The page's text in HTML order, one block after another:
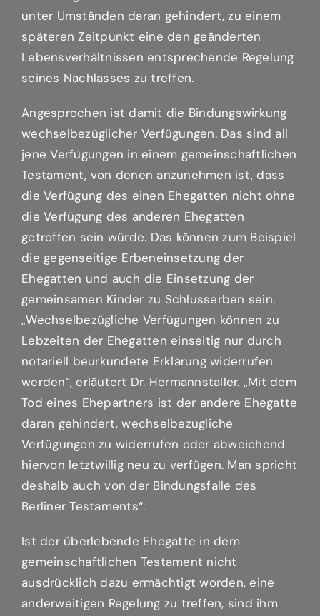
unter Umständen daran gehindert, zu einem
späteren Zeitpunkt eine den geänderten
Lebensverhältnissen entsprechende Regelung
seines Nachlasses zu treffen.
Angesprochen ist damit die Bindungswirkung
wechselbezüglicher Verfügungen. Das sind all
jene Verfügungen in einem gemeinschaftlichen
Testament, von denen anzunehmen ist, dass
die Verfügung des einen Ehegatten nicht ohne
die Verfügung des anderen Ehegatten
getroffen sein würde. Das können zum Beispiel
die gegenseitige Erbeneinsetzung der
Ehegatten und auch die Einsetzung der
gemeinsamen Kinder zu Schlusserben sein.
„Wechselbezügliche Verfügungen können zu
Lebzeiten der Ehegatten einseitig nur durch
notariell beurkundete Erklärung widerrufen
werden“, erläutert Dr. Hermannstaller. „Mit dem
Tod eines Ehepartners ist der andere Ehegatte
daran gehindert, wechselbezügliche
Verfügungen zu widerrufen oder abweichend
hiervon letztwillig neu zu verfügen. Man spricht
deshalb auch von der Bindungsfalle des
Berliner Testaments“.
Ist der überlebende Ehegatte in dem
gemeinschaftlichen Testament nicht
ausdrücklich dazu ermächtigt worden, eine
anderweitigen Regelung zu treffen, sind ihm